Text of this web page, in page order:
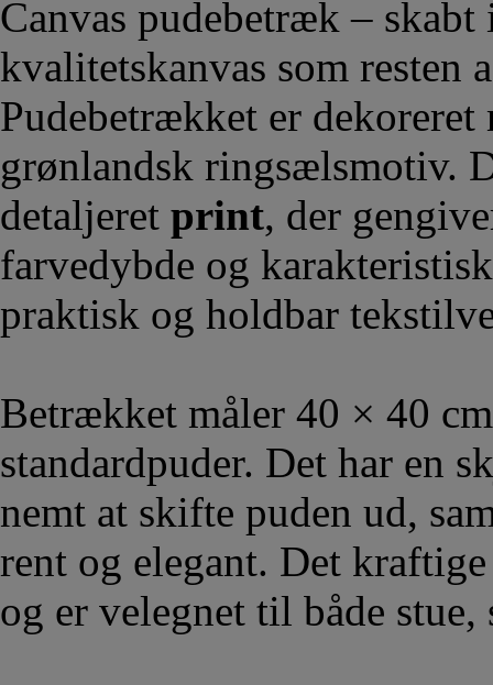
Canvas pudebetræk –
kvalitetskanvas som resten
Pudebetrækket er
grønlandsk ringsælsmotiv.
detaljeret print, der
farvedybde og
praktisk og holdbar
Betrækket måler 40 × 40
standardpuder. Det har en
nemt at skifte puden ud,
rent og elegant. Det
og er velegnet til både